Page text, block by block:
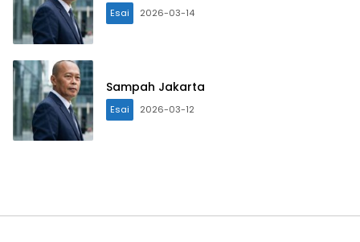
Esai 2026-03-14
Sampah Jakarta
Esai 2026-03-12